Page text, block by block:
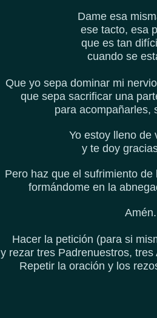
Dame esa
ese tacto, esa
que es tan
cuando se
Que yo sepa dominar mi
que sepa sacrificar una
para acompañarles,
Yo estoy lleno de
y te doy
Pero haz que el sufrimiento
formándome en la
Amén.
Hacer la petición (para si
y rezar tres Padrenuestros,
Repetir la oración y los